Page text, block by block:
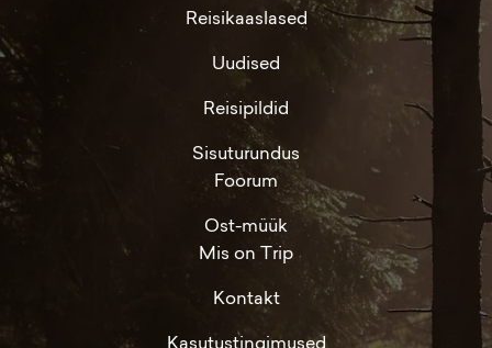
Reisikaaslased
Uudised
Reisipildid
Sisuturundus
Foorum
Ost-müük
Mis on Trip
Kontakt
Kasutustingimused